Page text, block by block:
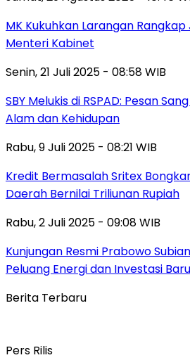
MK Kukuhkan Larangan
Menteri Kabinet
Senin, 21 Juli 2025 - 08:58 WIB
SBY Melukis di RSPAD: Pesan
Alam dan Kehidupan
Rabu, 9 Juli 2025 - 08:21 WIB
Kredit Bermasalah Sritex
Daerah Bernilai Triliunan Rupiah
Rabu, 2 Juli 2025 - 09:08 WIB
Kunjungan Resmi Prabowo
Peluang Energi dan Investasi Baru
Berita Terbaru
Pers Rilis